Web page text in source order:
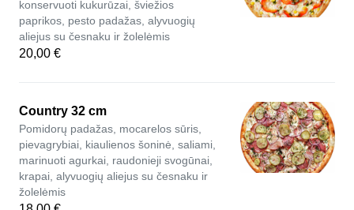
konservuoti kukurūzai, šviežios
paprikos, pesto padažas, alyvuogių
aliejus su česnaku ir žolelėmis
20,00 €
Country 32 cm
Pomidorų padažas, mocarelos sūris,
pievagrybiai, kiaulienos šoninė, saliami,
marinuoti agurkai, raudonieji svogūnai,
krapai, alyvuogių aliejus su česnaku ir
žolelėmis